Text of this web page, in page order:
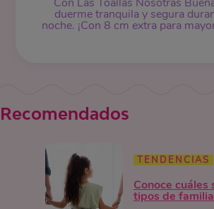
duerme tranquila y segura
noche. ¡Con 8 cm extra para
Recomendados
TENDENCIAS
Conoce cuáles
tipos de